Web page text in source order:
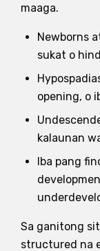
maaga.
Newborns
sukat o
opening, o
kalaunan
Iba pang
Sa ganitong
structured na